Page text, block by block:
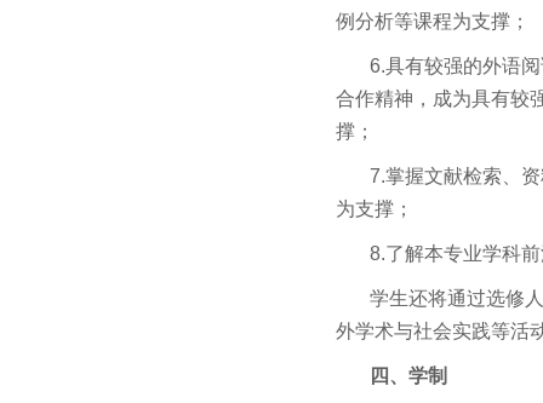
例分析等课程为支撑；
6.具有较强的外语
合作精神，成为具有较
撑；
7.掌握文献检索、
为支撑；
8.了解本专业学科
学生还将通过选修
外学术与社会实践等活
四、学制